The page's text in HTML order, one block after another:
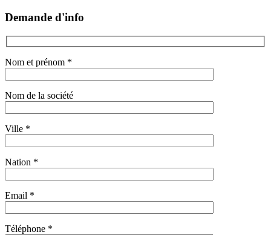
Demande d'info
Nom et prénom *
Nom de la société
Ville *
Nation *
Email *
Téléphone *